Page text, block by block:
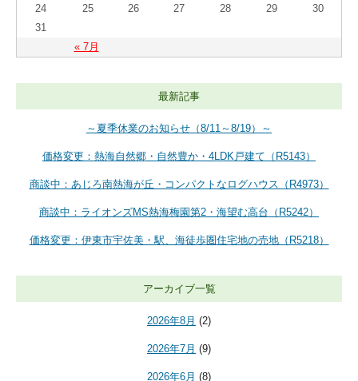
« 7月
24
25 26 27 28 29
30
31
最新記事
～夏季休業のお知らせ（8/11～8/19）～
価格変更：熱海自然郷・自然豊か・4LDK戸建て（R5143）
商談中：あじろ南熱海が丘・コンパクトなログハウス（R4973）
商談中：ライオンズMS熱海梅園第2・海望む高台（R5242）
価格変更：伊東市宇佐美・駅、海徒歩圏住宅地の売地（R5218）
アーカイブ一覧
2026年8月 (2)
2026年7月 (9)
2026年6月 (8)